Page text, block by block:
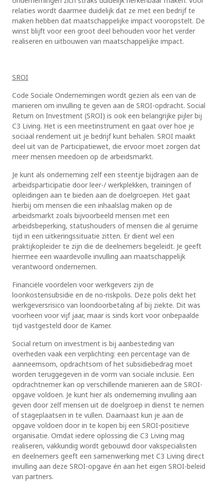
relaties wordt daarmee duidelijk dat ze met een bedrijf te
maken hebben dat maatschappelijke impact vooropstelt. De
winst blijft voor een groot deel behouden voor het verder
realiseren en uitbouwen van maatschappelijke impact.
SROI
Code Sociale Ondernemingen wordt gezien als een van de
manieren om invulling te geven aan de SROI-opdracht. Social
Return on Investment (SROI) is ook een belangrijke pijler bij
C3 Living. Het is een meetinstrument en gaat over hoe je
sociaal rendement uit je bedrijf kunt behalen. SROI maakt
deel uit van de Participatiewet, die ervoor moet zorgen dat
meer mensen meedoen op de arbeidsmarkt.
Je kunt als onderneming zelf een steentje bijdragen aan de
arbeidsparticipatie door leer-/ werkplekken, trainingen of
opleidingen aan te bieden aan de doelgroepen. Het gaat
hierbij om mensen die een inhaalslag maken op de
arbeidsmarkt zoals bijvoorbeeld mensen met een
arbeidsbeperking, statushouders of mensen die al geruime
tijd in een uitkeringssituatie zitten. Er dient wel een
praktijkopleider te zijn die de deelnemers begeleidt. Je geeft
hiermee een waardevolle invulling aan maatschappelijk
verantwoord ondernemen.
Financiële voordelen voor werkgevers zijn de
loonkostensubsidie en de no-riskpolis. Deze polis dekt het
werkgeversrisico van loondoorbetaling af bij ziekte. Dit was
voorheen voor vijf jaar, maar is sinds kort voor onbepaalde
tijd vastgesteld door de Kamer.
Social return on investment is bij aanbesteding van
overheden vaak een verplichting: een percentage van de
aanneemsom, opdrachtsom of het subsidiebedrag moet
worden teruggegeven in de vorm van sociale inclusie. Een
opdrachtnemer kan op verschillende manieren aan de SROI-
opgave voldoen. Je kunt hier als onderneming invulling aan
geven door zelf mensen uit de doelgroep in dienst te nemen
of stageplaatsen in te vullen. Daarnaast kun je aan de
opgave voldoen door in te kopen bij een SROI-positieve
organisatie. Omdat iedere oplossing die C3 Living mag
realiseren, vakkundig wordt gebouwd door vakspecialisten
en deelnemers geeft een samenwerking met C3 Living direct
invulling aan deze SROI-opgave én aan het eigen SROI-beleid
van partners.